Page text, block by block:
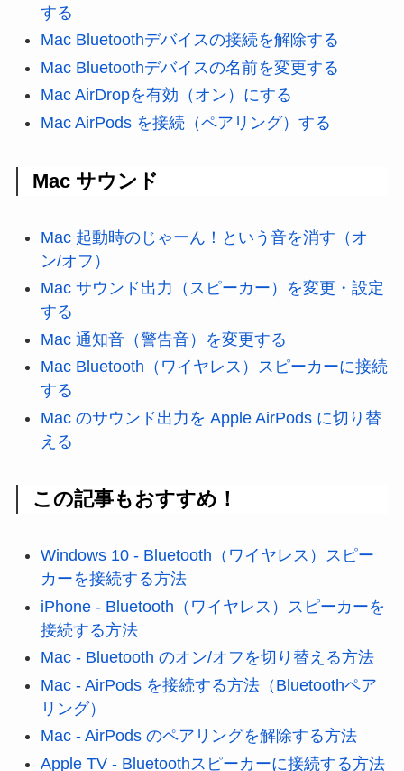
する
Mac Bluetoothデバイスの接続を解除する
Mac Bluetoothデバイスの名前を変更する
Mac AirDropを有効（オン）にする
Mac AirPods を接続（ペアリング）する
Mac サウンド
Mac 起動時のじゃーん！という音を消す（オ
ン/オフ）
Mac サウンド出力（スピーカー）を変更・設定
する
Mac 通知音（警告音）を変更する
Mac Bluetooth（ワイヤレス）スピーカーに接続
する
Mac のサウンド出力を Apple AirPods に切り替
える
この記事もおすすめ！
Windows 10 - Bluetooth（ワイヤレス）スピー
カーを接続する方法
iPhone - Bluetooth（ワイヤレス）スピーカーを
接続する方法
Mac - Bluetooth のオン/オフを切り替える方法
Mac - AirPods を接続する方法（Bluetoothペア
リング）
Mac - AirPods のペアリングを解除する方法
Apple TV - Bluetoothスピーカーに接続する方法